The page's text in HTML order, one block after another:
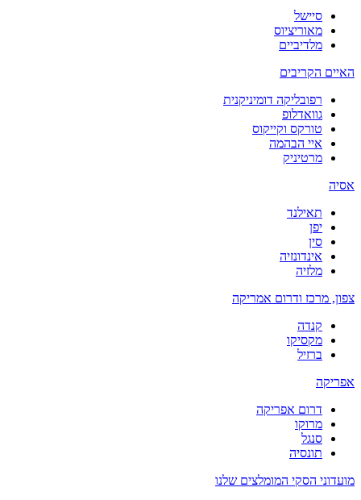
סיישל
מאוריציוס
מלדיביים
האיים הקריבים
רפובליקה דומיניקנית
גוואדלופ
טורקס וקייקוס
איי הבהמה
מרטיניק
אסיה
תאילנד
יפן
סין
אינדונזיה
מלזיה
צפון, מרכז ודרום אמריקה
קנדה
מקסיקו
ברזיל
אפריקה
דרום אפריקה
מרוקו
סנגל
תונסיה
מועדוני הסקי המומלצים שלנו